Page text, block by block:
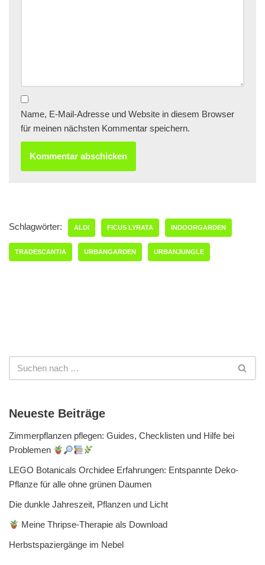
Name, E-Mail-Adresse und Website in diesem Browser
für meinen nächsten Kommentar speichern.
Schlagwörter: ALDI FICUS LYRATA INDOORGARDEN
TRADESCANTIA URBANGARDEN URBANJUNGLE
Neueste Beiträge
Zimmerpflanzen pflegen: Guides, Checklisten und Hilfe bei
Problemen
LEGO Botanicals Orchidee Erfahrungen: Entspannte Deko-
Pflanze für alle ohne grünen Daumen
Die dunkle Jahreszeit, Pflanzen und Licht
Meine Thripse-Therapie als Download
Herbstspaziergänge im Nebel